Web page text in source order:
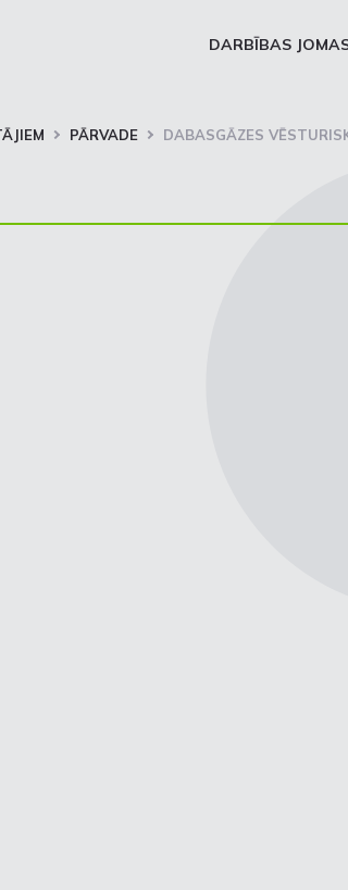
DARBĪBAS
PĀRVADE DABASGĀZES